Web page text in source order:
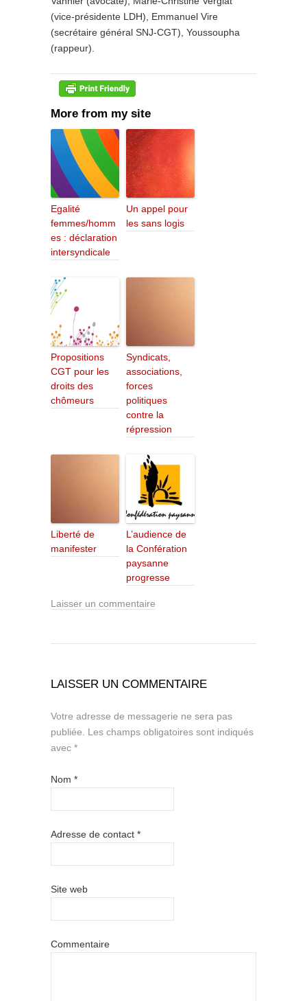
(vice-présidente LDH), Emmanuel Vire
(secrétaire général SNJ-CGT), Youssoupha
(rappeur).
More from my site
Egalité
femmes/homm
es : déclaration
intersyndicale
Un appel pour
les sans logis
Propositions
CGT pour les
droits des
chômeurs
Syndicats,
associations,
forces
politiques
contre la
répression
Liberté de
manifester
L’audience de
la Confération
paysanne
progresse
Laisser un commentaire
LAISSER UN COMMENTAIRE
Votre adresse de messagerie ne sera pas
publiée. Les champs obligatoires sont indiqués
avec *
Nom *
Adresse de contact *
Site web
Commentaire